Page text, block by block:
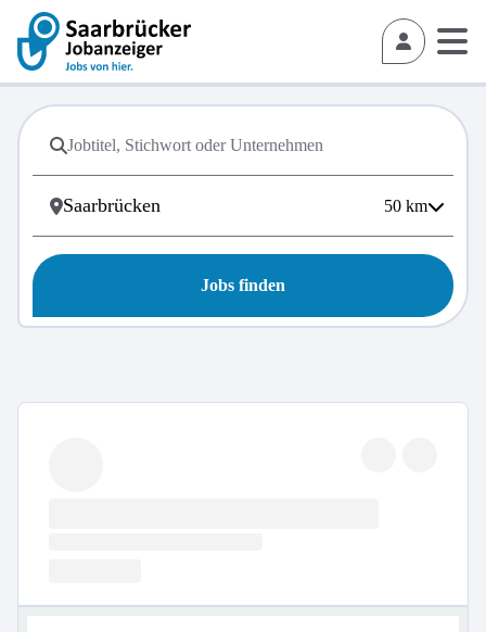
50 km
Jobs finden